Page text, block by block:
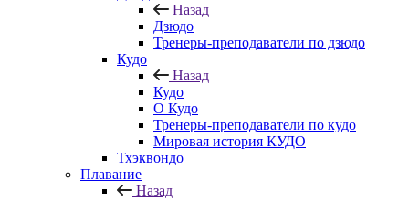
Назад
Дзюдо
Тренеры-преподаватели по дзюдо
Кудо
Назад
Кудо
О Кудо
Тренеры-преподаватели по кудо
Мировая история КУДО
Тхэквондо
Плавание
Назад